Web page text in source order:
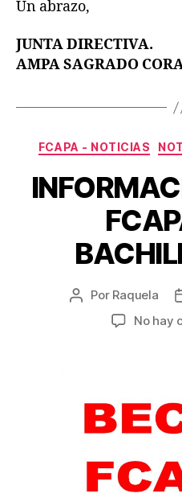
Un abrazo,
JUNTA DIRECTIVA.
AMPA SAGRADO
FCAPA - NOTICIAS
Autor
Por Raquela
No hay